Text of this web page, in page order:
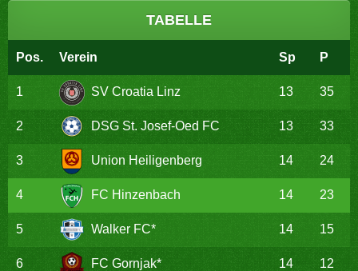
TABELLE
Pos. Verein Sp P
1 SV Croatia Linz 13 35
2 DSG St. Josef-Oed FC 13 33
3 Union Heiligenberg 14 24
4 FC Hinzenbach 14 23
5 Walker FC* 14 15
6 FC Gornjak* 14 12